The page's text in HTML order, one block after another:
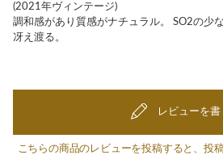
(2021年ヴィンテージ)
調和感があり質感がナチュラル。 SO2の少
冴え渡る。
レビューを書
こちらの商品のレビューを投稿すると、投